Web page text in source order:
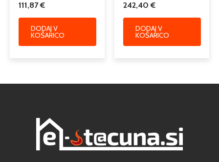
111,87€
DODAJ V
KOŠARICO
242,40€
DODAJ V
KOŠARICO